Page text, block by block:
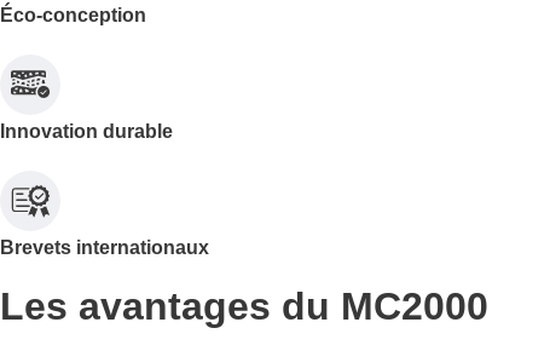
Éco-conception
Innovation durable
Brevets internationaux
Les avantages du MC2000